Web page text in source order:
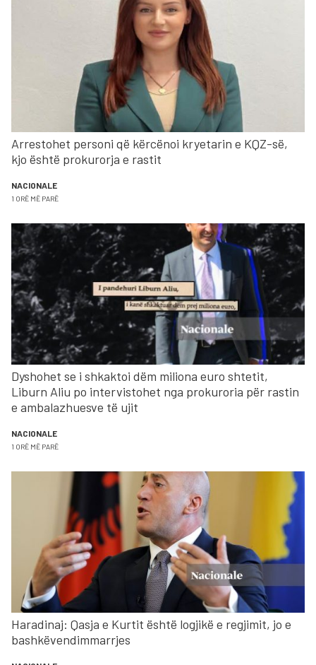
Arrestohet personi që kërcënoi kryetarin e KQZ-së,
kjo është prokurorja e rastit
NACIONALE
1 ORË MË PARË
Dyshohet se i shkaktoi dëm miliona euro shtetit,
Liburn Aliu po intervistohet nga prokuroria për rastin
e ambalazhuesve të ujit
NACIONALE
1 ORË MË PARË
Haradinaj: Qasja e Kurtit është logjikë e regjimit, jo e
bashkëvendimmarrjes